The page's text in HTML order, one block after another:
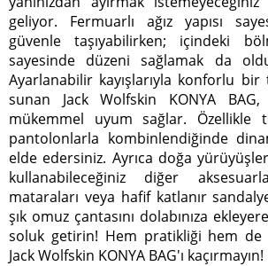
geliyor. Fermuarlı ağız yapısı
güvenle taşıyabilirken; içindeki
sayesinde düzeni sağlamak da
Ayarlanabilir kayışlarıyla konforlu bir
sunan Jack Wolfskin KONYA
mükemmel uyum sağlar. Özellikle
pantolonlarla kombinlendiğinde
elde edersiniz. Ayrıca doğa
kullanabileceğiniz diğer
mataraları veya hafif katlanır
şık omuz çantasını dolabınıza
soluk getirin! Hem pratikliği hem de
Jack Wolfskin KONYA BAG'ı kaçırmayın!